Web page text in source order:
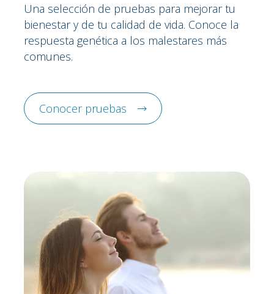
Una selección de pruebas para mejorar tu
bienestar y de tu calidad de vida. Conoce la
respuesta genética a los malestares más
comunes.
Conocer pruebas